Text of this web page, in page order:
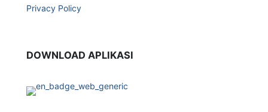
Privacy Policy
DOWNLOAD APLIKASI